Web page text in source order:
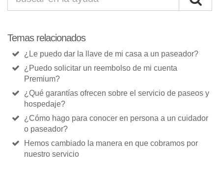
Temas relacionados
¿Le puedo dar la llave de mi casa a un paseador?
¿Puedo solicitar un reembolso de mi cuenta
Premium?
¿Qué garantías ofrecen sobre el servicio de paseos y
hospedaje?
¿Cómo hago para conocer en persona a un cuidador
o paseador?
Hemos cambiado la manera en que cobramos por
nuestro servicio